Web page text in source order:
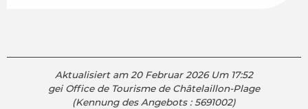
Aktualisiert am 20 Februar 2026 Um 17:52
gei Office de Tourisme de Châtelaillon-Plage
(Kennung des Angebots :5691002)